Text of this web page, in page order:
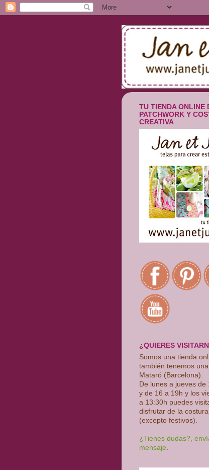
TU TIENDA ONLINE
PATCHWORK Y
CREATIVA
¿QUIERES
Somos una tienda
también tenemos
Mataró (Barcelona).
De lunes a jueves de
y de 16 a 19h y los
a 13:30h puedes
disfrutar de la
(excepto festivos).
¿Tienes dudas?,
mensaje.